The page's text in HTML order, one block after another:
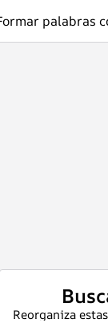
palabras
Reorganiza